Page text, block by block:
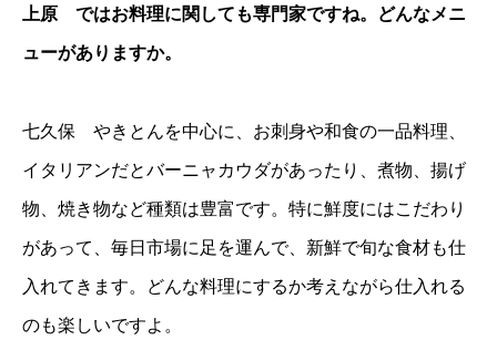
上原 ではお料理に関しても専門家ですね。どんなメニ
ューがありますか。
七久保 やきとんを中心に、お刺身や和食の一品料理、
イタリアンだとバーニャカウダがあったり、煮物、揚げ
物、焼き物など種類は豊富です。特に鮮度にはこだわり
があって、毎日市場に足を運んで、新鮮で旬な食材も仕
入れてきます。どんな料理にするか考えながら仕入れる
のも楽しいですよ。